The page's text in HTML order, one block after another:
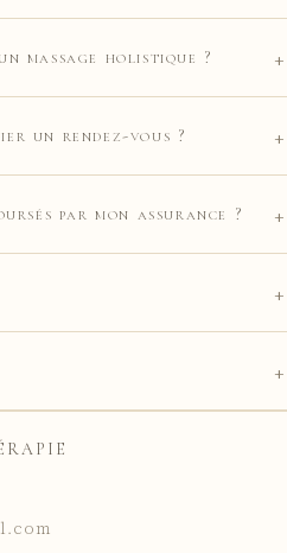
massage holistique ? +
un rendez-vous ? +
par mon assurance ? +
+
+